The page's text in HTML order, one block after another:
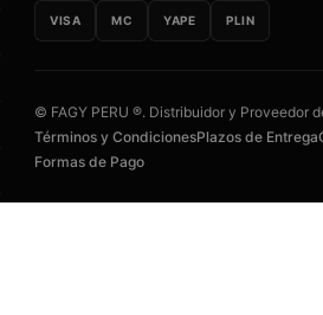
VISA MC YAPE PLIN
© FAGY PERU ®. Distribuidor y Proveedor
Términos y CondicionesPlazos de Entrega
Formas de Pago